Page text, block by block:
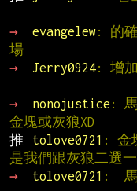
→
evangelew: 的確
場
→
Jerry0924: 增加
→
nonojustice :
金塊或灰狼XD
推
tolove0721 : 金
是我們跟灰狼二選一
→
tolove0721 :  馬